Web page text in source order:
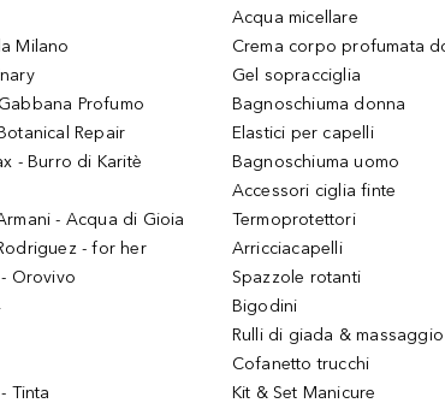
Milano
Profumo
Repair
- Burro di Karitè
- Acqua di Gioia
- for her
Orovivo
Tinta
Acqua micellare
Crema corpo profumata
Gel sopracciglia
Bagnoschiuma donna
Elastici per capelli
Bagnoschiuma uomo
Accessori ciglia finte
Termoprotettori
Arricciacapelli
Spazzole rotanti
Bigodini
Rulli di giada &
Cofanetto trucchi
Kit & Set Manicure